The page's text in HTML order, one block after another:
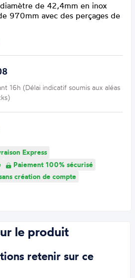
de 42,4mm en inox
970mm avec des perçages de
16h (Délai indicatif soumis aux aléas
Express
Paiement 100% sécurisé
création de compte
le produit
retenir sur ce